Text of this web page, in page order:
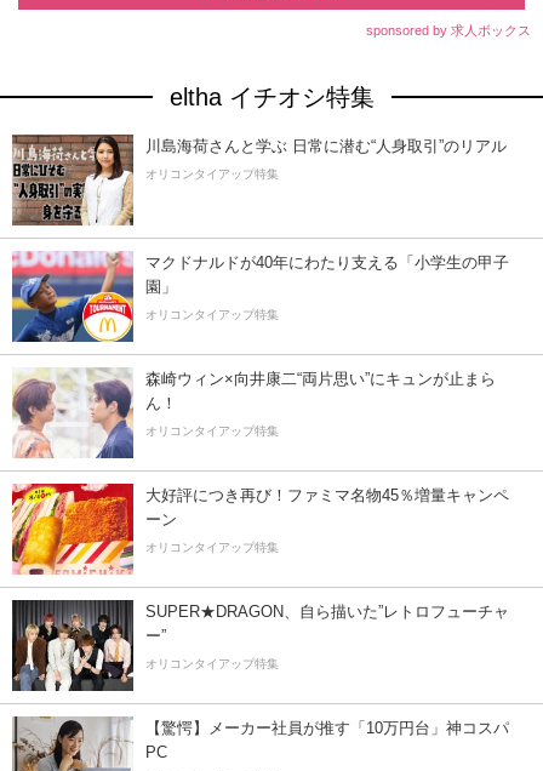
sponsored by 求人ボックス
eltha イチオシ特集
川島海荷さんと学ぶ 日常に潜む“人身取引”のリアル
オリコンタイアップ特集
マクドナルドが40年にわたり支える「小学生の甲子
園」
オリコンタイアップ特集
森崎ウィン×向井康二“両片思い”にキュンが止まら
ん！
オリコンタイアップ特集
大好評につき再び！ファミマ名物45％増量キャンペ
ーン
オリコンタイアップ特集
SUPER★DRAGON、自ら描いた”レトロフューチャ
ー”
オリコンタイアップ特集
【驚愕】メーカー社員が推す「10万円台」神コスパ
PC